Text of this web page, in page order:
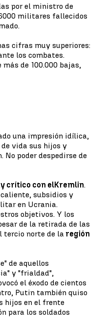
por el ministro de
militares fallecidos
cifras muy superiores:
los combates.
de 100.000 bajas,
una impresión idílica,
vida sus hijos y
poder despedirse de
crítico con elKremlin.
subsidios y
en Ucrania.
objetivos. Y los
de la retirada de las
tercio norte de la región
de aquellos
y "frialdad",
el éxodo de cientos
Putin también quiso
hijos en el frente
para los soldados